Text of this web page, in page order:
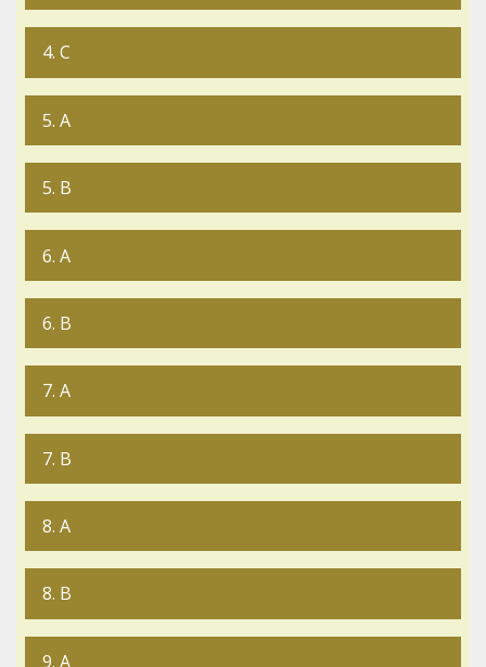
4. C
5. A
5. B
6. A
6. B
7. A
7. B
8. A
8. B
9. A